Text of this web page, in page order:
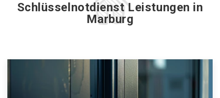
Schlüsselnotdienst Leistungen in
Marburg